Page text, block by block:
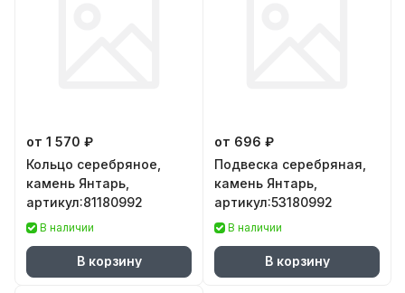
от 1 570 ₽
Кольцо серебряное,
камень Янтарь,
артикул:81180992
В наличии
В корзину
от 696 ₽
Подвеска серебряная,
камень Янтарь,
артикул:53180992
В наличии
В корзину